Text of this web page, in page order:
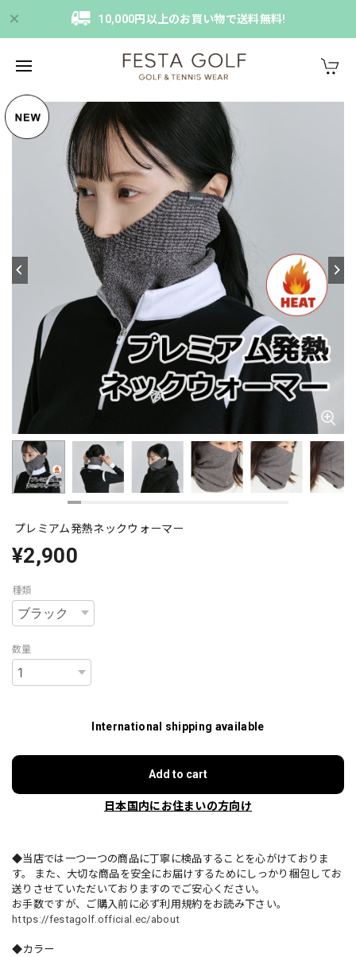
10,000円以上のお買い物で送料無料!
プレミアム発熱ネックウォーマー
¥2,900
種類
数量
International shipping available
Add to cart
日本国内にお住まいの方向け
◆当店では一つ一つの商品に丁寧に検品することを心がけておりま
す。 また、大切な商品を安全にお届けするためにしっかり梱包してお
送りさせていただいておりますのでご安心ください。
お手数ですが、ご購入前に必ず利用規約をお読み下さい。
https://festagolf.official.ec/about
◆カラー